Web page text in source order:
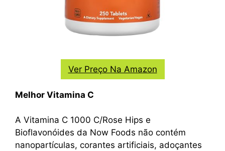
Ver Preço Na Amazon
Melhor Vitamina C
A Vitamina C 1000 C/Rose Hips e
Bioflavonóides da Now Foods não contém
nanopartículas, corantes artificiais, adoçantes